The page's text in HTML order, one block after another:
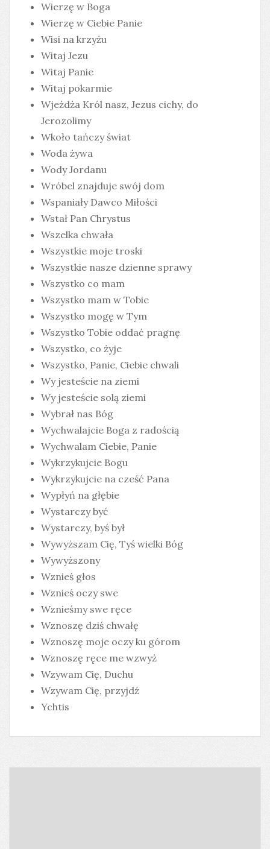
Wierzę w Boga
Wierzę w Ciebie Panie
Wisi na krzyżu
Witaj Jezu
Witaj Panie
Witaj pokarmie
Wjeżdża Król nasz, Jezus cichy, do
Jerozolimy
Wkoło tańczy świat
Woda żywa
Wody Jordanu
Wróbel znajduje swój dom
Wspaniały Dawco Miłości
Wstał Pan Chrystus
Wszelka chwała
Wszystkie moje troski
Wszystkie nasze dzienne sprawy
Wszystko co mam
Wszystko mam w Tobie
Wszystko mogę w Tym
Wszystko Tobie oddać pragnę
Wszystko, co żyje
Wszystko, Panie, Ciebie chwali
Wy jesteście na ziemi
Wy jesteście solą ziemi
Wybrał nas Bóg
Wychwalajcie Boga z radością
Wychwalam Ciebie, Panie
Wykrzykujcie Bogu
Wykrzykujcie na cześć Pana
Wypłyń na głębie
Wystarczy być
Wystarczy, byś był
Wywyższam Cię, Tyś wielki Bóg
Wywyższony
Wznieś głos
Wznieś oczy swe
Wznieśmy swe ręce
Wznoszę dziś chwałę
Wznoszę moje oczy ku górom
Wznoszę ręce me wzwyż
Wzywam Cię, Duchu
Wzywam Cię, przyjdź
Ychtis